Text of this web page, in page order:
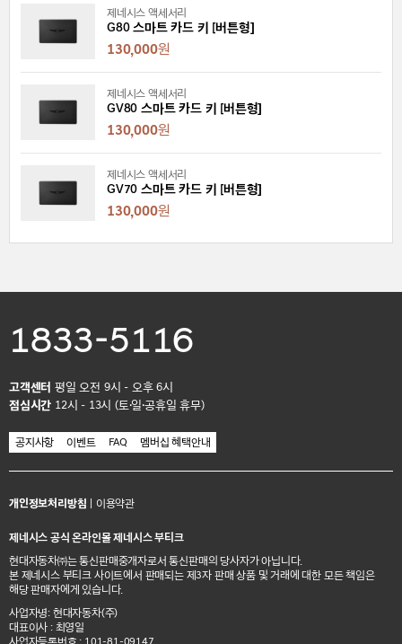
제네시스 액세서리
G80 스마트 카드 키 [버튼형]
130,000원
제네시스 액세서리
GV80 스마트 카드 키 [버튼형]
130,000원
제네시스 액세서리
GV70 스마트 카드 키 [버튼형]
130,000원
1833-5116
고객센터 평일 오전 9시 - 오후 6시
점심시간 12시 - 13시 (토·일·공휴일 휴무)
공지사항 이벤트 FAQ 멤버십 혜택안내
개인정보처리방침 이용약관
제네시스 공식 온라인몰 제네시스 부티크
현대자동차㈜는 통신판매중개자로서 통신판매의 당사자가 아닙니다.
본 제네시스 부티크 사이트에서 판매되는 제3자 판매 상품 및 거래에 대한 모든 책임은
해당 판매자에게 있습니다.
사업자명: 현대자동차(주)
대표이사 : 최영일